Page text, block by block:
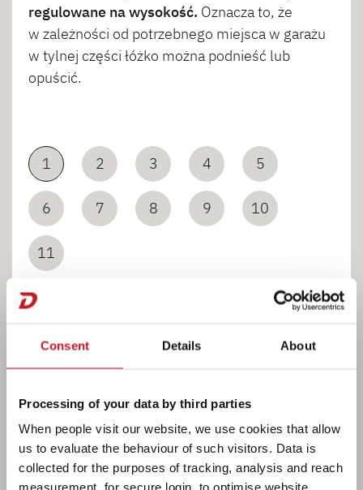
Consent Details About
Processing of your data by third parties
When people visit our website, we use cookies that allow
us to evaluate the behaviour of such visitors. Data is
collected for the purposes of tracking, analysis and reach
measurement, for secure login, to optimise website
regulowane na wysokość. Oznacza to, że
w zależności od potrzebnego miejsca w garażu
w tylnej części łóżko można podnieść lub
opuścić.
1 2 3 4 5
6 7 8 9 10
11
Łazienka